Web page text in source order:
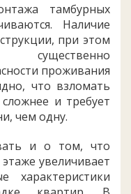
тамбурных
Наличие
при этом
существенно
проживания
что взломать
и требует
чем одну.
и о том, что
увеличивает
характеристики